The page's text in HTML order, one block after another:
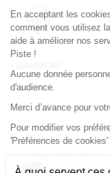
En acceptant les
comment vous utilisez
aide à améliorer nos
Piste !
Aucune donnée
d'audience.
Merci d’avance pour
Pour modifier vos
'Préférences de